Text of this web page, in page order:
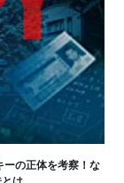
ーの正体を考察！な